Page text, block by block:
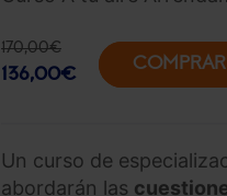
170,00€
136,00€
COMPRAR
Un curso de
abordarán las